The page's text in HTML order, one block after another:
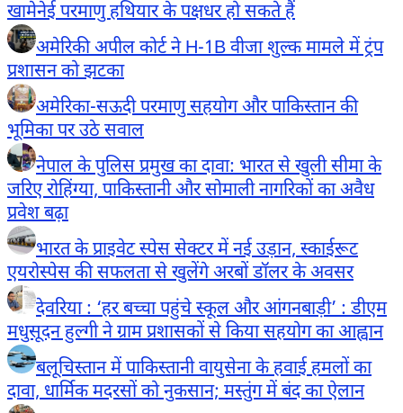
खामेनेई परमाणु हथियार के पक्षधर हो सकते हैं
अमेरिकी अपील कोर्ट ने H-1B वीजा शुल्क मामले में ट्रंप
प्रशासन को झटका
अमेरिका-सऊदी परमाणु सहयोग और पाकिस्तान की
भूमिका पर उठे सवाल
नेपाल के पुलिस प्रमुख का दावा: भारत से खुली सीमा के
जरिए रोहिंग्या, पाकिस्तानी और सोमाली नागरिकों का अवैध
प्रवेश बढ़ा
भारत के प्राइवेट स्पेस सेक्टर में नई उड़ान, स्काईरूट
एयरोस्पेस की सफलता से खुलेंगे अरबों डॉलर के अवसर
देवरिया : ‘हर बच्चा पहुंचे स्कूल और आंगनबाड़ी’ : डीएम
मधुसूदन हुल्गी ने ग्राम प्रशासकों से किया सहयोग का आह्वान
बलूचिस्तान में पाकिस्तानी वायुसेना के हवाई हमलों का
दावा, धार्मिक मदरसों को नुकसान; मस्तुंग में बंद का ऐलान